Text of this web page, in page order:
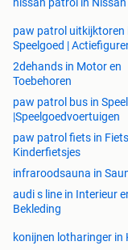
nissan patrol in Nissan
paw patrol uitkijktoren
Speelgoed |
2dehands in Motor en
Toebehoren
paw patrol bus in
|Speelgoedvoertuigen
paw patrol fiets in
Kinderfietsjes
infraroodsauna in
audi s line in Interieur
Bekleding
konijnen lotharinger in